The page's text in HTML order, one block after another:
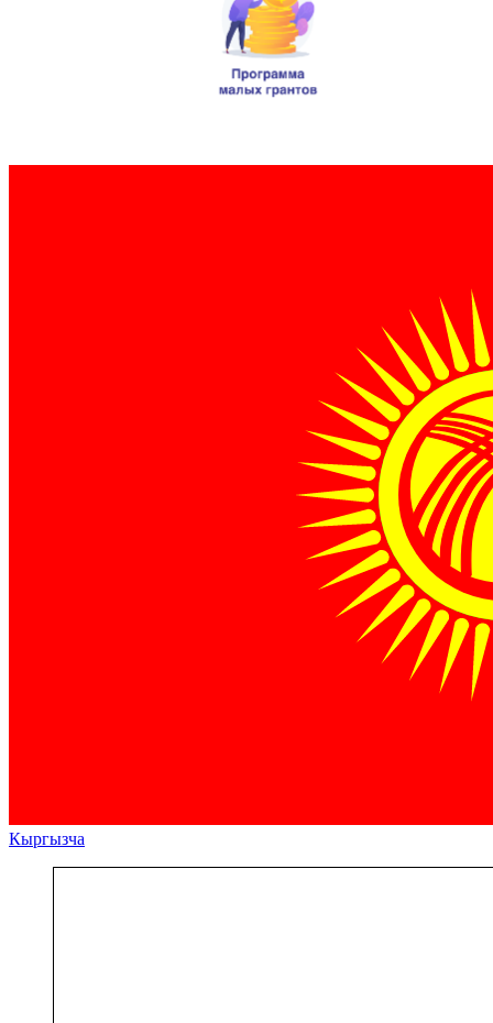
Кыргызча